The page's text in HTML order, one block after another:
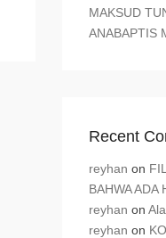
MAKSUD
ANABAPTIS
Recent
reyhan on
BAHWA ADA
reyhan on
reyhan on